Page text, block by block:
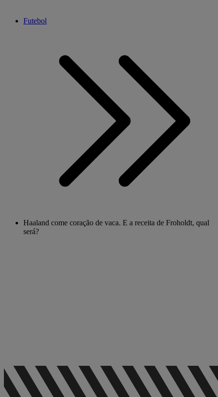
Futebol
Haaland come coração de vaca. E a receita de Froholdt, qual
será?